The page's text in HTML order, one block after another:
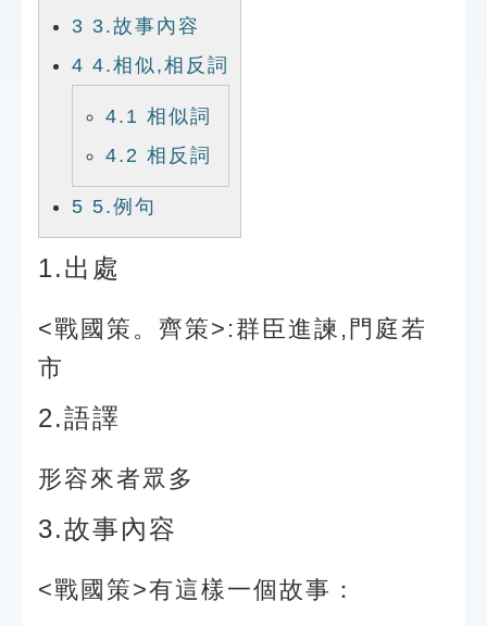
教學應用
貓頭鷹博士
3 3.故事內容
4 4.相似,相反詞
4.1 相似詞
4.2 相反詞
5 5.例句
1.出處
<戰國策。齊策>:群臣進諫,門庭若
市
2.語譯
形容來者眾多
3.故事內容
<戰國策>有這樣一個故事：